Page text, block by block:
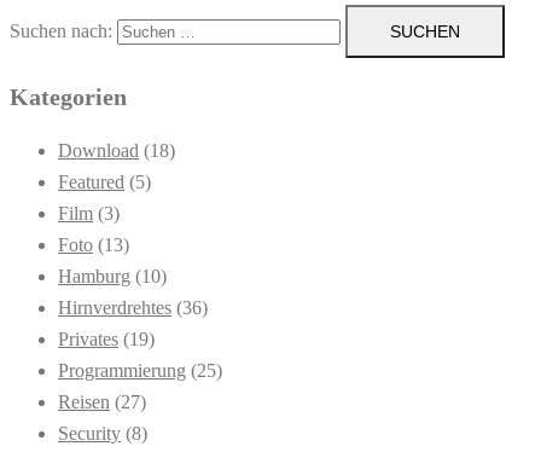
Suchen nach:
Kategorien
Download (18)
Featured (5)
Film (3)
Foto (13)
Hamburg (10)
Hirnverdrehtes (36)
Privates (19)
Programmierung (25)
Reisen (27)
Security (8)